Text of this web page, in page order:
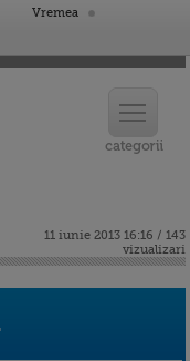
Vremea
11 iunie 2013 16:16 / 143
vizualizari